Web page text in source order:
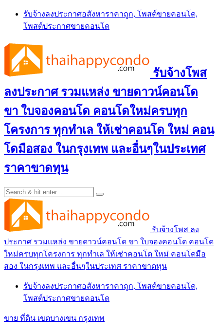
Skip
content
รับจ้างลงประกาศอสังหาราคาถูก, โพสต์ขายคอนโด,
โพสต์ประกาศขายคอนโด
รับจ้างโพส
ลงประกาศ รวมแหล่ง ขายดาวน์คอนโด
ขา ใบจองคอนโด คอนโดใหม่ครบทุก
โครงการ ทุกทำเล ให้เช่าคอนโด ใหม่ คอน
โดมือสอง ในกรุงเทพ และอื่นๆในประเทศ
ราคาขาดทุน
รับจ้างโพส ลง
ประกาศ รวมแหล่ง ขายดาวน์คอนโด ขา ใบจองคอนโด คอนโด
ใหม่ครบทุกโครงการ ทุกทำเล ให้เช่าคอนโด ใหม่ คอนโดมือ
สอง ในกรุงเทพ และอื่นๆในประเทศ ราคาขาดทุน
รับจ้างลงประกาศอสังหาราคาถูก, โพสต์ขายคอนโด,
โพสต์ประกาศขายคอนโด
ขาย ที่ดิน เขตบางเขน กรุงเทพ